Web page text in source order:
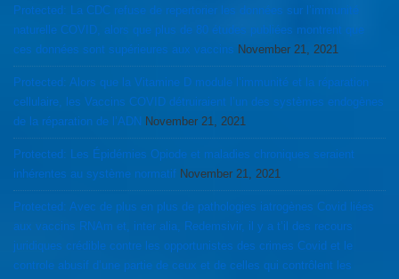
Protected: La CDC refuse de repertorier les données sur l’immunité
naturelle COVID, alors que plus de 80 études publiées montrent que
ces données sont supérieures aux vaccins November 21, 2021
Protected: Alors que la Vitamine D module l’immunité et la réparation
cellulaire, les Vaccins COVID détruiraient l’un des systèmes endogènes
de la réparation de l’ADN November 21, 2021
Protected: Les Épidémies Opiode et maladies chroniques seraient
inhérentes au système normatif November 21, 2021
Protected: Avec de plus en plus de pathologies iatrogènes Covid liées
aux vaccins RNAm et, inter alia, Redemsivir, il y a t’il des recours
juridiques crédible contre les opportunistes des crimes Covid et le
controle abusif d’une partie de ceux et de celles qui contrôlent les